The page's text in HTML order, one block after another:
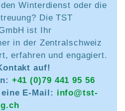
Winterdienst oder die
Die TST
ist Ihr
in der Zentralschweiz
erfahren und engagiert.
auf!
+41 (0)79 441 95 56
E-Mail: info@tst-